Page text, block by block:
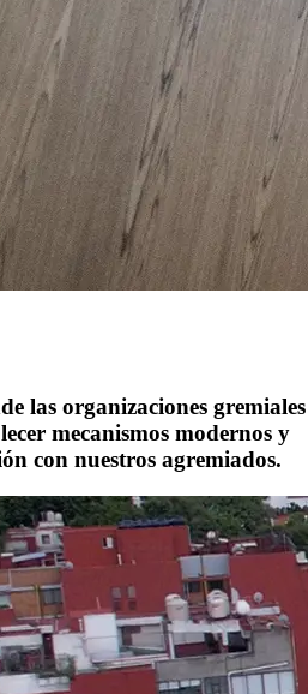
las organizaciones gremiales
mecanismos modernos y
con nuestros agremiados.